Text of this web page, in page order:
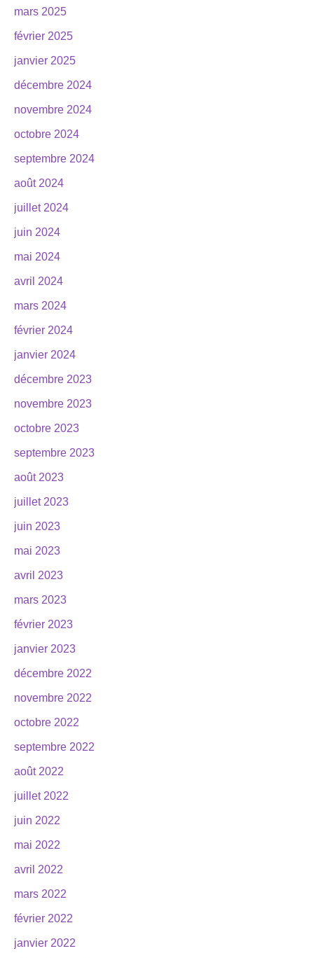
mars 2025
février 2025
janvier 2025
décembre 2024
novembre 2024
octobre 2024
septembre 2024
août 2024
juillet 2024
juin 2024
mai 2024
avril 2024
mars 2024
février 2024
janvier 2024
décembre 2023
novembre 2023
octobre 2023
septembre 2023
août 2023
juillet 2023
juin 2023
mai 2023
avril 2023
mars 2023
février 2023
janvier 2023
décembre 2022
novembre 2022
octobre 2022
septembre 2022
août 2022
juillet 2022
juin 2022
mai 2022
avril 2022
mars 2022
février 2022
janvier 2022